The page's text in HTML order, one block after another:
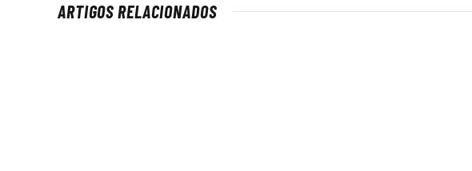
ARTIGOS RELACIONADOS